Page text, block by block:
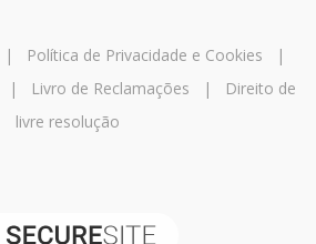
| Política de Privacidade e Cookies |
| Livro de Reclamações |
Direito de
livre resolução